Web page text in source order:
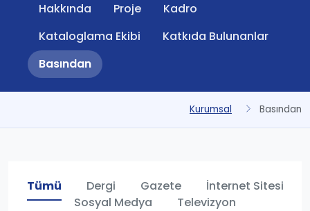
Hakkında Proje
Kadro
Kataloglama Ekibi
Katkıda Bulunanlar
Basından
Kurumsal Basından
Tümü Dergi Gazete
İnternet Sitesi
Sosyal Medya
Televizyon